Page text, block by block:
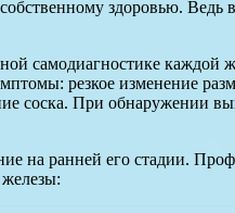
здоровью.
самодиагностике
резкое изменение
соска. При обнаружении
на ранней его стадии.